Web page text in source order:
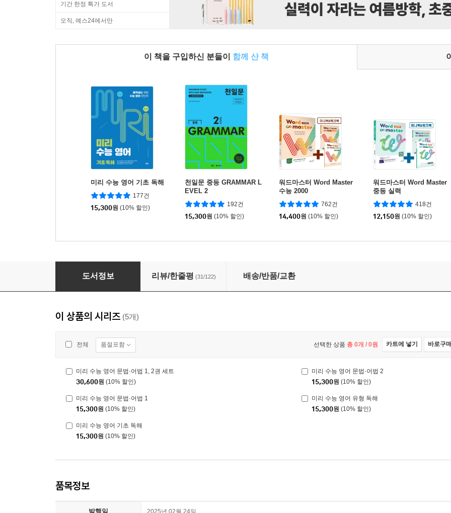
기간 한정 특가 도서
오직, 예스24에서만
이 책을 구입하신 분들이 함께 산 책
미리 수능 영어 기초 독해
177건
15,300원 (10% 할인)
천일문 중등 GRAMMAR L
EVEL 2
192건
15,300원 (10% 할인)
워드마스터 Word Master
수능 2000
762건
14,400원 (10% 할인)
워드마스터 Word Master
중등 실력
418건
12,150원 (10% 할인)
미리 수능 영어 유형 독해
도서정보 리뷰/한줄평 (31/122) 배송/반품/교환
이 상품의 시리즈 (5개)
전체 품절포함 선택한 상품 총 0개 / 0원 카트에 넣기 바로구
미리 수능 영어 문법·어법 1, 2권 세트
30,600원 (10% 할인)
미리 수능 영어 문법·어법 2
15,300원 (10% 할인)
미리 수능 영어 문법·어법 1
15,300원 (10% 할인)
미리 수능 영어 유형 독해
15,300원 (10% 할인)
미리 수능 영어 기초 독해
15,300원 (10% 할인)
품목정보
발행일 2025년 02월 24일